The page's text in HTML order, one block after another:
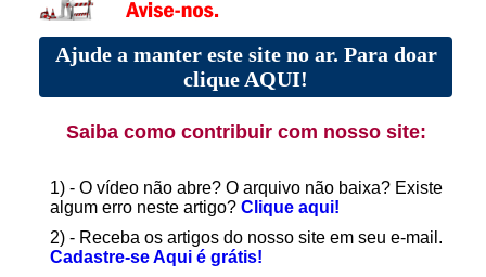
Ajude a manter este site no ar. Para doar
clique AQUI!
Saiba como contribuir com nosso site:
1) - O vídeo não abre? O arquivo não baixa? Existe
algum erro neste artigo? Clique aqui!
2) - Receba os artigos do nosso site em seu e-mail.
Cadastre-se Aqui é grátis!